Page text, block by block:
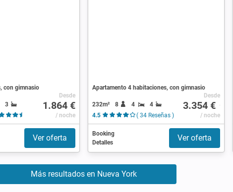
con gimnasio
3
( 13 Reseñas )
Desde
1.864 €
/ noche
Ver oferta
Apartamento 4 habitaciones, con gimnasio
232m² 8 4
4
4.5
( 34 Reseñas )
Desde
3.354 €
/ noche
Booking
Detalles
Ver oferta
Más resultados en Nueva York